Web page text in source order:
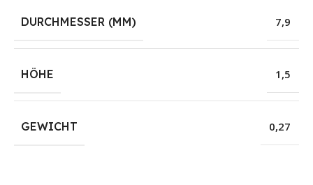
DURCHMESSER (MM) 7,9
HÖHE 1,5
GEWICHT 0,27